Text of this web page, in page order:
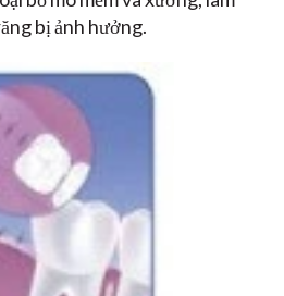
bị ảnh hưởng.